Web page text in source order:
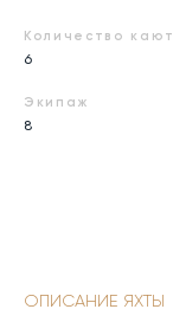
Количество кают
6
Экипаж
8
ОПИСАНИЕ ЯХТЫ